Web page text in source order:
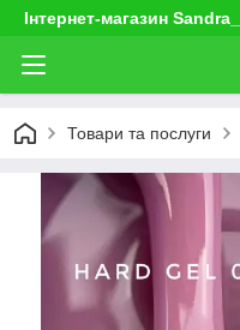
Інтернет-магазин
Товари та послуги